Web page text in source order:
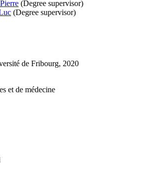
(Degree supervisor)
(Degree supervisor)
de Fribourg, 2020
et de médecine